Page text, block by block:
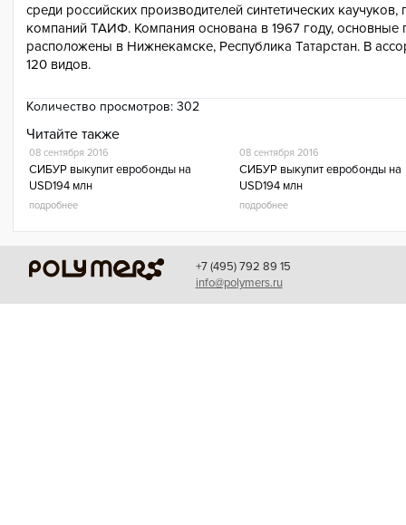
среди российских производителей синтетических каучуков,
компаний ТАИФ. Компания основана в 1967 году,
расположены в Нижнекамске, Республика Татарстан. В
120 видов.
Количество просмотров: 302
Читайте также
08 сентября 2016
СИБУР выкупит евробонды на
USD194 млн
подробнее
08 сентября 2016
СИБУР выкупит евробонды на
USD194 млн
подробнее
+7 (495) 792 89 15
info@polymers.ru